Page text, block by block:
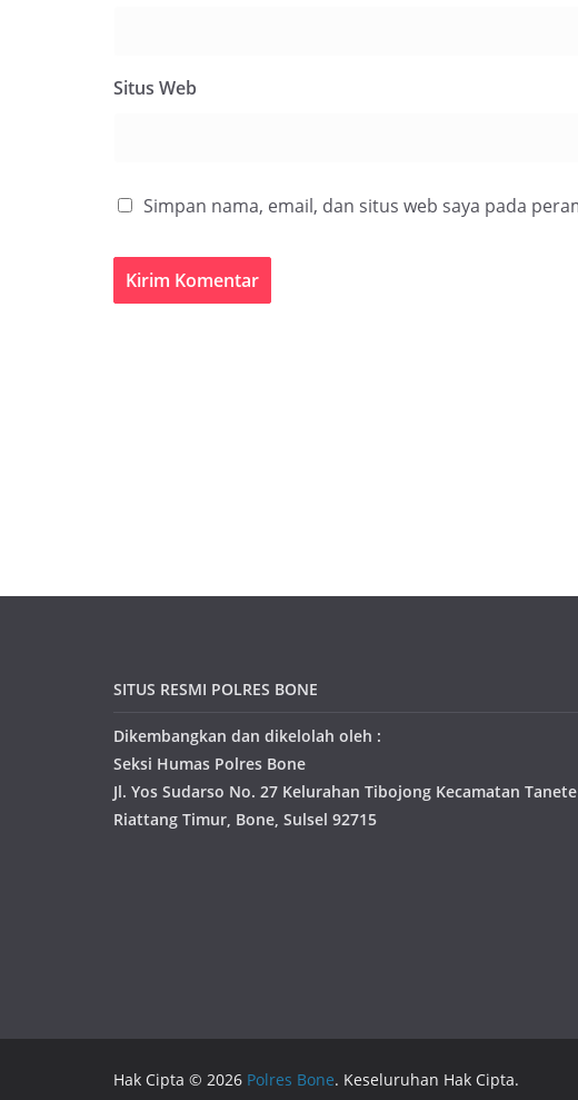
Situs Web
Simpan nama, email, dan situs web saya pada
SITUS RESMI POLRES BONE
Dikembangkan dan dikelolah oleh :
Seksi Humas Polres Bone
Jl. Yos Sudarso No. 27 Kelurahan Tibojong Kecamatan Tanete
Riattang Timur, Bone, Sulsel 92715
Hak Cipta © 2026 Polres Bone. Keseluruhan Hak Cipta.